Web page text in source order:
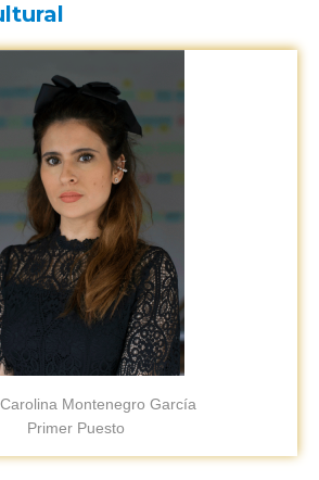
Montenegro García
Primer Puesto